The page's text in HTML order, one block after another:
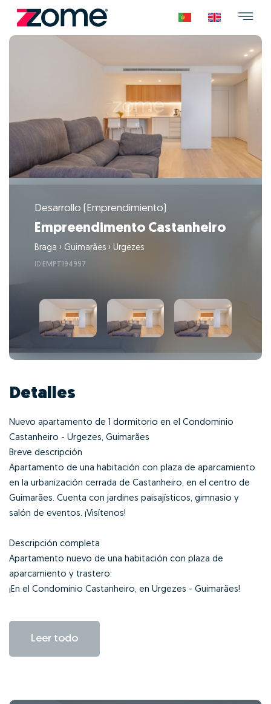
Desarrollo (Emprendimiento)
Empreendimento Castanheiro
Braga › Guimarães › Urgezes
ID EMPT194997
Detalles
Nuevo apartamento de 1 dormitorio en el Condominio
Castanheiro - Urgezes, Guimarães
Breve descripción
Apartamento de una habitación con plaza de aparcamiento
en la urbanización cerrada de Castanheiro, en el centro de
Guimarães. Cuenta con jardines paisajísticos, gimnasio y
salón de eventos. ¡Visítenos!
Descripción completa
Apartamento nuevo de una habitación con plaza de
aparcamiento y trastero:
¡En el Condominio Castanheiro, en Urgezes - Guimarães!
Leer todo